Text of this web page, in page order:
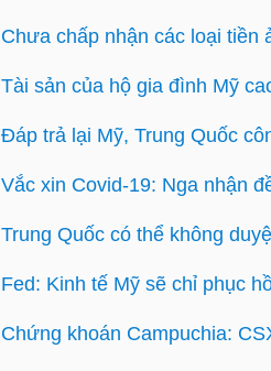
Chưa chấp nhận các loại tiền
Tài sản của hộ gia đình Mỹ
Đáp trả lại Mỹ, Trung Quốc
Vắc xin Covid-19: Nga nhận
Trung Quốc có thể không
Fed: Kinh tế Mỹ sẽ chỉ phục
Chứng khoán Campuchia: